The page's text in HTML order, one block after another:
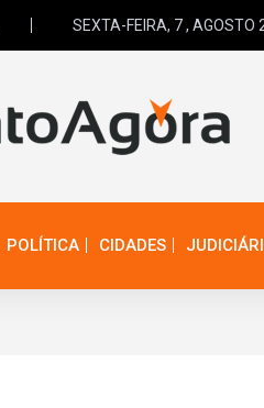
SEXTA-FEIRA, 7 , AGOSTO
POLÍTICA CIDADES